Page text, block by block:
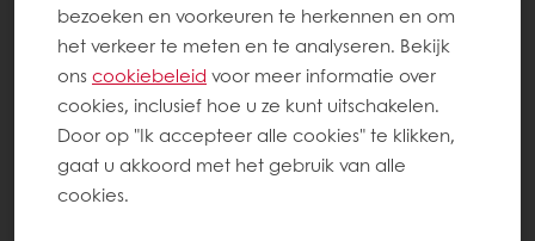
bezoeken en voorkeuren te herkennen en om
het verkeer te meten en te analyseren. Bekijk
ons ​​cookiebeleid voor meer informatie over
cookies, inclusief hoe u ze kunt uitschakelen.
Door op "Ik accepteer alle cookies" te klikken,
gaat u akkoord met het gebruik van alle
cookies.